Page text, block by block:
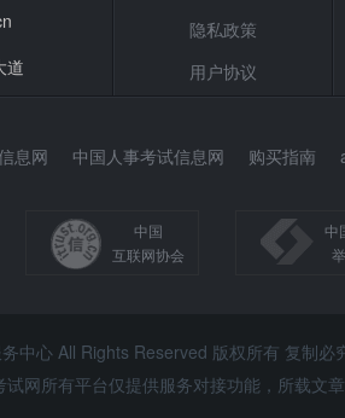
道
隐私政策
用户协议
息网 中国人事考试信息网 购买指南
中国
互联网协会
中
中心 All Rights Reserved 版权所有 复制必
网所有平台仅提供服务对接功能，所载文